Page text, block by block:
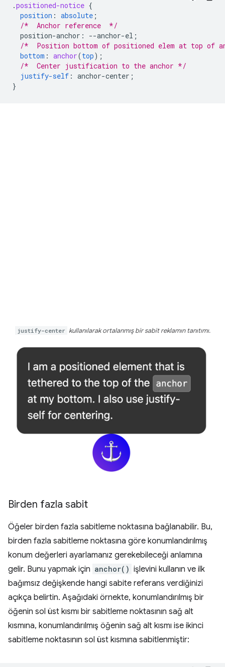
.positioned-notice {
position : absolute ;
/*  Anchor reference  */
position-anchor : --anchor-el ;
/*  Position bottom of positioned elem at top of
bottom : anchor(top);
/*  Center justification to the anchor */
justify-self : anchor-center ;
}
justify-center kullanılarak ortalanmış bir sabit reklamın tanıtımı.
Birden fazla sabit
Öğeler birden fazla sabitleme noktasına bağlanabilir. Bu,
birden fazla sabitleme noktasına göre konumlandırılmış
konum değerleri ayarlamanız gerekebileceği anlamına
gelir. Bunu yapmak için anchor() işlevini kullanın ve ilk
bağımsız değişkende hangi sabite referans verdiğinizi
açıkça belirtin. Aşağıdaki örnekte, konumlandırılmış bir
öğenin sol üst kısmı bir sabitleme noktasının sağ alt
kısmına, konumlandırılmış öğenin sağ alt kısmı ise ikinci
sabitleme noktasının sol üst kısmına sabitlenmiştir: